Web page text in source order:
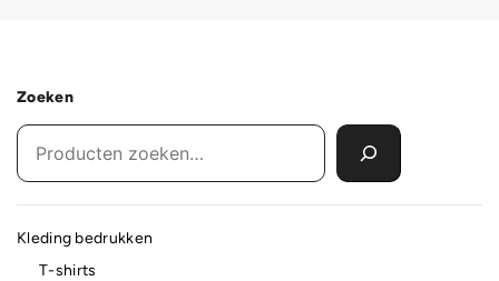
Zoeken
Kleding bedrukken
T-shirts